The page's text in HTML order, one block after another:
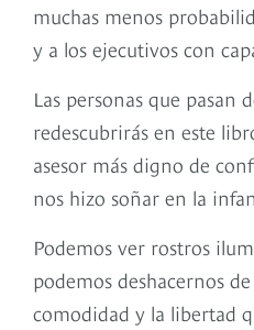
muchas menos
y a los ejecutivos con
Las personas que
redescubrirás en este
asesor más digno de
nos hizo soñar en la
Podemos ver rostros
podemos deshacernos
comodidad y la libertad